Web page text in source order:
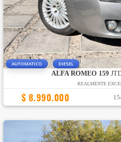
AUTOMATICO DIESEL
ALFA ROMEO 159
REALMENTE
$ 8.990.000